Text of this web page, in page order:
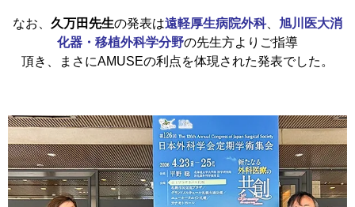
なお、 久万田先生の発表は遠軽厚生病院外科、 旭川医大消
化器・移植外科学分野の先生方よりご指導
頂き、まさにAMUSEの利点を体現された発表でした。